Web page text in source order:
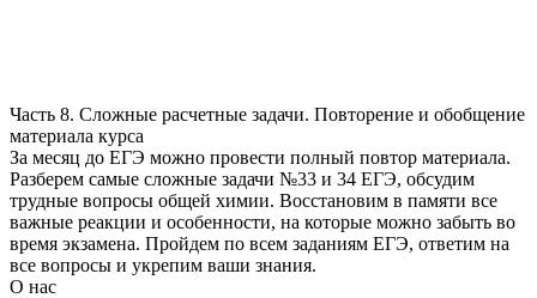
Часть 8. Сложные расчетные задачи. Повторение и обобщение
материала курса
За месяц до ЕГЭ можно провести полный повтор материала.
Разберем самые сложные задачи №33 и 34 ЕГЭ, обсудим
трудные вопросы общей химии. Восстановим в памяти все
важные реакции и особенности, на которые можно забыть во
время экзамена. Пройдем по всем заданиям ЕГЭ, ответим на
все вопросы и укрепим ваши знания.
О нас